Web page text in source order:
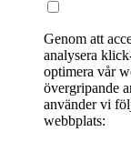
Genom att
analysera
optimera vår
övergripande
använder vi
webbplats: